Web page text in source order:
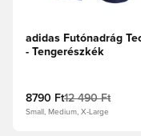
adidas Futónadrág
- Tengerészkék
8790 Ft12 490 Ft
Small, Medium, X-Large